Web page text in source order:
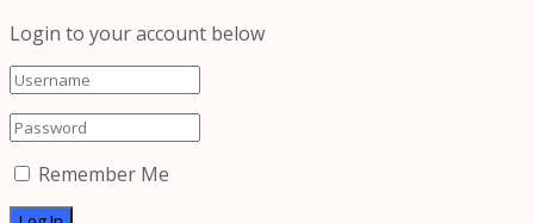
Login to your account below
Remember Me